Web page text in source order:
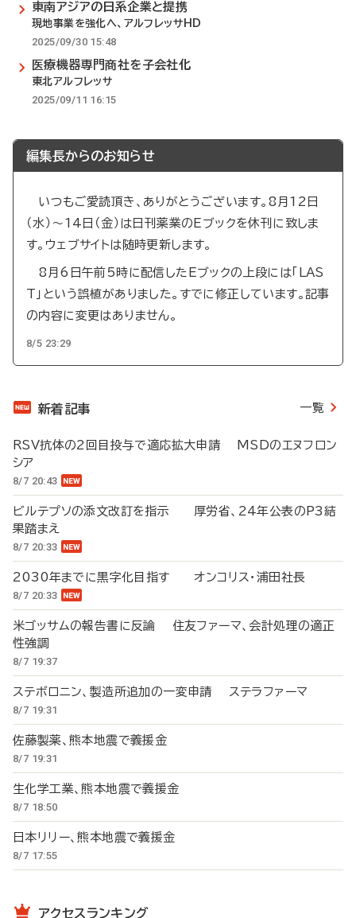
東南アジアの日系企業と提携
現地事業を強化へ、アルフレッサHD
2025/09/30 15:48
医療機器専門商社を子会社化
東北アルフレッサ
2025/09/11 16:15
編集長からのお知らせ
いつもご愛読頂き、ありがとうございます。8月12日
（水）～14日（金）は日刊薬業のEブックを休刊に致しま
す。ウェブサイトは随時更新します。
8月6日午前5時に配信したEブックの上段には「LAS
T」という誤植がありました。すでに修正しています。記事
の内容に変更はありません。
8/5 23:29
新着記事 一覧
RSV抗体の2回目投与で適応拡大申請 MSDのエヌフロン
シア
8/7 20:43
ビルテプソの添文改訂を指示 厚労省、24年公表のP3結
果踏まえ
8/7 20:33
2030年までに黒字化目指す オンコリス・浦田社長
8/7 20:33
米ゴッサムの報告書に反論 住友ファーマ、会計処理の適正
性強調
8/7 19:37
ステボロニン、製造所追加の一変申請 ステラファーマ
8/7 19:31
佐藤製薬、熊本地震で義援金
8/7 19:31
生化学工業、熊本地震で義援金
8/7 18:50
日本リリー、熊本地震で義援金
8/7 17:55
アクセスランキング